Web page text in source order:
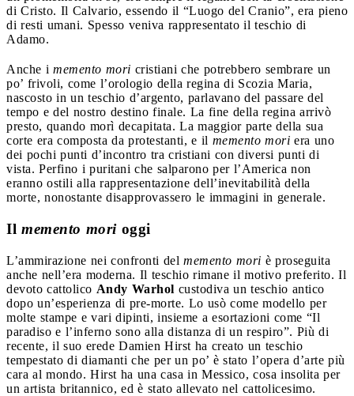
di Cristo. Il Calvario, essendo il “Luogo del Cranio”, era pieno
di resti umani. Spesso veniva rappresentato il teschio di
Adamo.
Anche i memento mori cristiani che potrebbero sembrare un
po’ frivoli, come l’orologio della regina di Scozia Maria,
nascosto in un teschio d’argento, parlavano del passare del
tempo e del nostro destino finale. La fine della regina arrivò
presto, quando morì decapitata. La maggior parte della sua
corte era composta da protestanti, e il memento mori era uno
dei pochi punti d’incontro tra cristiani con diversi punti di
vista. Perfino i puritani che salparono per l’America non
eranno ostili alla rappresentazione dell’inevitabilità della
morte, nonostante disapprovassero le immagini in generale.
Il memento morioggi
L’ammirazione nei confronti del memento mori è proseguita
anche nell’era moderna. Il teschio rimane il motivo preferito. Il
devoto cattolico Andy Warhol custodiva un teschio antico
dopo un’esperienza di pre-morte. Lo usò come modello per
molte stampe e vari dipinti, insieme a esortazioni come “Il
paradiso e l’inferno sono alla distanza di un respiro”. Più di
recente, il suo erede Damien Hirst ha creato un teschio
tempestato di diamanti che per un po’ è stato l’opera d’arte più
cara al mondo. Hirst ha una casa in Messico, cosa insolita per
un artista britannico, ed è stato allevato nel cattolicesimo.